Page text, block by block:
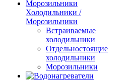
Холодильники /
Морозильники
Встраиваемые
холодильники
Отдельностоящие
холодильники
Морозильники